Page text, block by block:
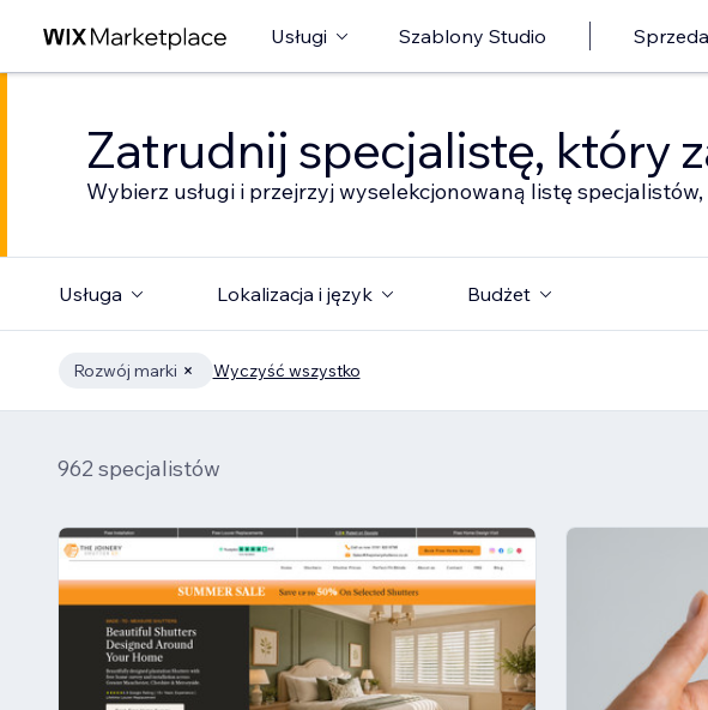
Usługi Szablony Studio
Zatrudnij specjalistę, który
Wybierz usługi i przejrzyj wyselekcjonowaną listę
Usługa Lokalizacja i język Budżet
Rozwój marki Wyczyść wszystko
962 specjalistów